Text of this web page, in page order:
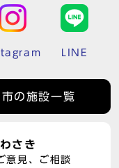
LINE
市の施設一覧
さき
意見、ご相談